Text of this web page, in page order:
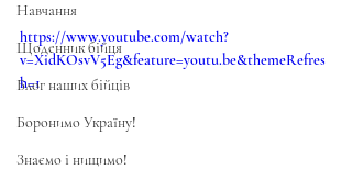
Навчання
Щоденник бійця
Блог наших бійців
Боронимо Україну!
Знаємо і нищимо!
https://www.youtube.com/watch?
v=XidKOsvV5Eg&feature=youtu.be&themeRefres
h=1